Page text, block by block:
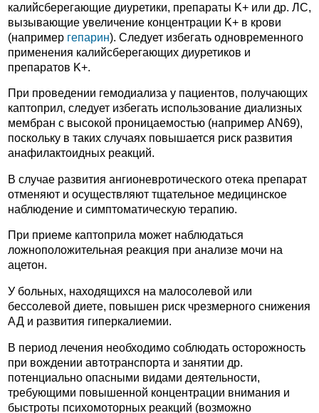
калийсберегающие диуретики, препараты K+ или др. ЛС,
вызывающие увеличение концентрации K+ в крови
(например гепарин). Следует избегать одновременного
применения калийсберегающих диуретиков и
препаратов K+.
При проведении гемодиализа у пациентов, получающих
каптоприл, следует избегать использование диализных
мембран с высокой проницаемостью (например AN69),
поскольку в таких случаях повышается риск развития
анафилактоидных реакций.
В случае развития ангионевротического отека препарат
отменяют и осуществляют тщательное медицинское
наблюдение и симптоматическую терапию.
При приеме каптоприла может наблюдаться
ложноположительная реакция при анализе мочи на
ацетон.
У больных, находящихся на малосолевой или
бессолевой диете, повышен риск чрезмерного снижения
АД и развития гиперкалиемии.
В период лечения необходимо соблюдать осторожность
при вождении автотранспорта и занятии др.
потенциально опасными видами деятельности,
требующими повышенной концентрации внимания и
быстроты психомоторных реакций (возможно